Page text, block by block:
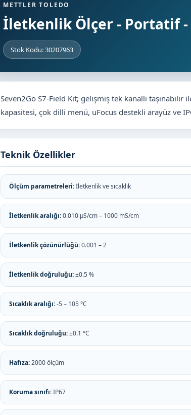
METTLER TOLEDO
İletkenlik Ölçer - Portatif -
Stok Kodu: 30207963
Seven2Go S7-Field Kit; gelişmiş tek kanallı
kapasitesi, çok dilli menü, uFocus destekli arayüz ve
Teknik Özellikler
Ölçüm parametreleri:İletkenlik ve sıcaklık
İletkenlik aralığı:0.010 µS/cm – 1000 mS/cm
İletkenlik çözünürlüğü:0.001 – 2
İletkenlik doğruluğu:±0.5 %
Sıcaklık aralığı:-5 – 105 °C
Sıcaklık doğruluğu:±0.1 °C
Hafıza:2000 ölçüm
Koruma sınıfı:IP67